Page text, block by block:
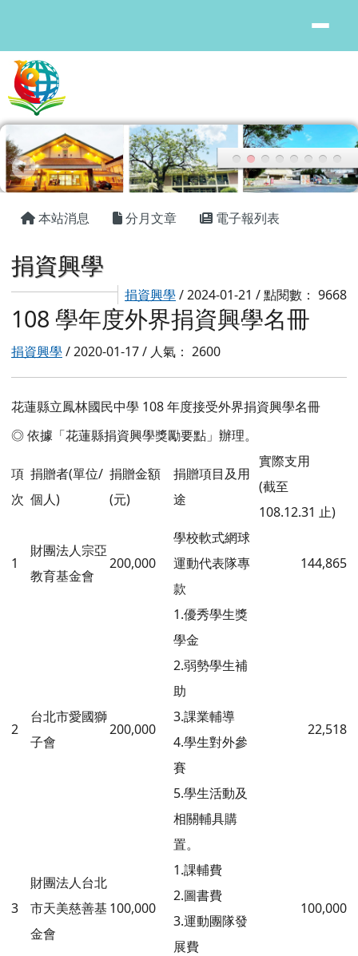
本站消息 分月文章 電子報列表
捐資興學
捐資興學/ 2024-01-21 / 點閱數： 9668
108 學年度外界捐資興學名冊
捐資興學/ 2020-01-17 / 人氣： 2600
花蓮縣立鳳林國民中學 108 年度接受外界捐資興學名冊
◎ 依據「花蓮縣捐資興學獎勵要點」辦理。
項
次
捐贈者(單位/
個人)
捐贈金額
(元)
捐贈項目及用
途
實際支用
(截至
108.12.31 止)
1
財團法人宗亞
教育基金會
200,000
學校軟式網球
運動代表隊專
款
144,865
2
台北市愛國獅
子會
200,000
1.優秀學生獎
學金
2.弱勢學生補
助
3.課業輔導
4.學生對外參
賽
5.學生活動及
相關輔具購
置。
22,518
3
財團法人台北
市天美慈善基
金會
100,000
1.課輔費
2.圖書費
3.運動團隊發
展費
100,000